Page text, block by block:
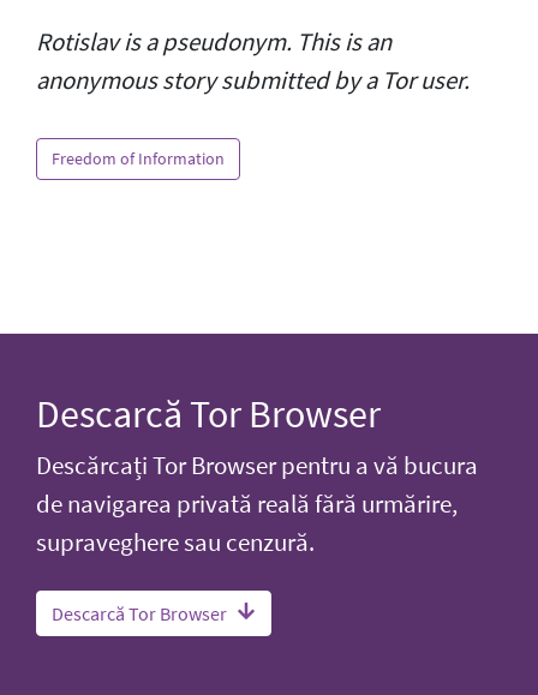
Rotislav is a pseudonym. This is an
anonymous story submitted by a Tor user.
Freedom of Information
Descarcă Tor Browser
Descărcați Tor Browser pentru a vă bucura
de navigarea privată reală fără urmărire,
supraveghere sau cenzură.
Descarcă Tor Browser